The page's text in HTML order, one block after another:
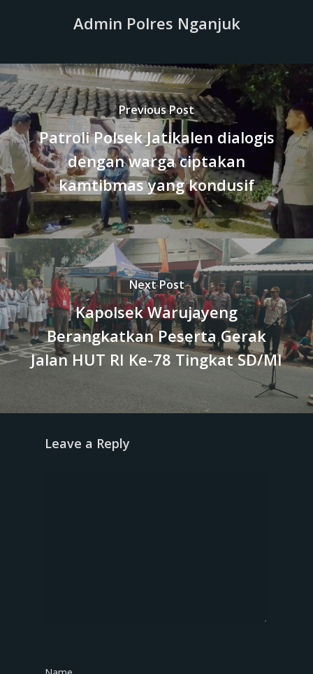
Admin Polres Nganjuk
Previous Post
Patroli Polsek Jatikalen dialogis
dengan warga ciptakan
kamtibmas yang kondusif
Next Post
Kapolsek Warujayeng
Berangkatkan Peserta Gerak
Jalan HUT RI Ke-78 Tingkat SD/MI
Leave a Reply